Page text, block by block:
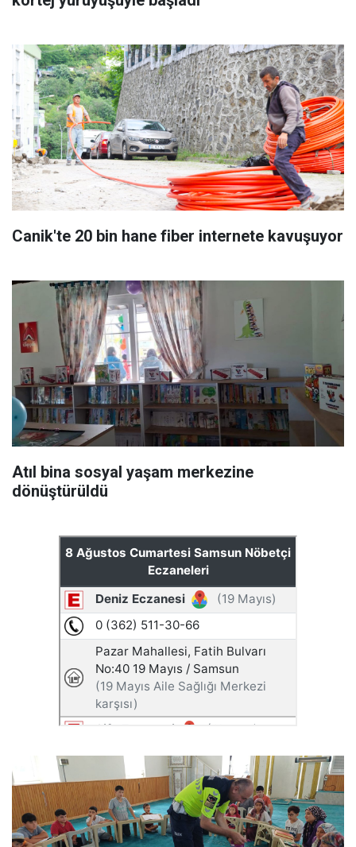
Canik'te 20 bin hane fiber internete kavuşuyor
Atıl bina sosyal yaşam merkezine
dönüştürüldü